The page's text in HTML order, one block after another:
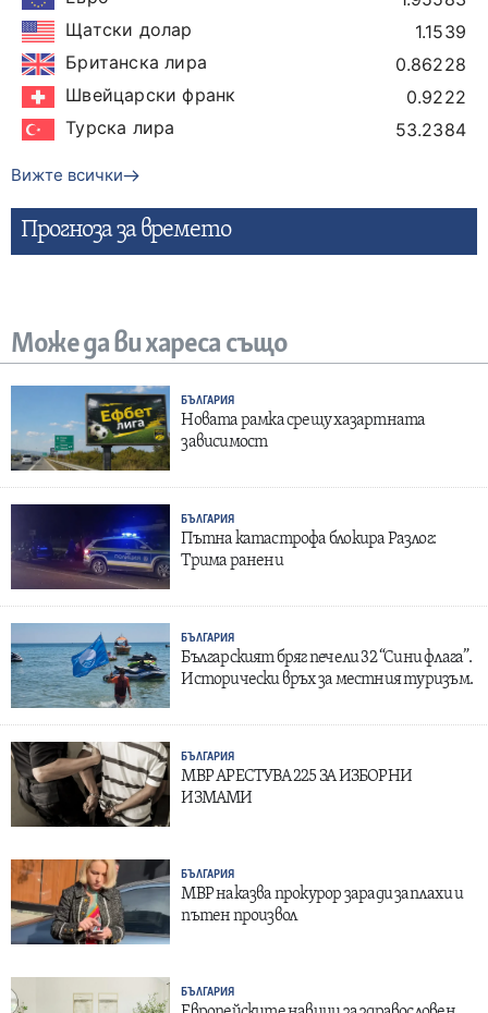
Щатски долар
1.1539
Британска лира
0.86228
Швейцарски франк
0.9222
Турска лира
53.2384
Вижте всички
Прогнозa за времето
Може да ви хареса също
БЪЛГАРИЯ
Новата рамка срещу хазартната
зависимост
БЪЛГАРИЯ
Пътна катастрофа блокира Разлог:
Трима ранени
БЪЛГАРИЯ
Българският бряг печели 32 “Сини флага”.
Исторически връх за местния туризъм.
БЪЛГАРИЯ
МВР АРЕСТУВА 225 ЗА ИЗБОРНИ
ИЗМАМИ
БЪЛГАРИЯ
МВР наказва прокурор заради заплахи и
пътен произвол
БЪЛГАРИЯ